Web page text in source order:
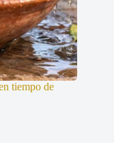
tiempo de